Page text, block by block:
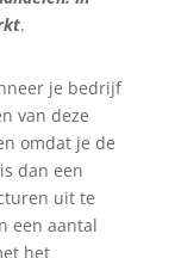
.
je bedrijf
van deze
omdat je de
dan een
uit te
een aantal
het